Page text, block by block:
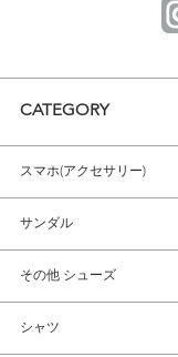
CATEGORY
スマホ(アクセサリー)
サンダル
その他 シューズ
シャツ